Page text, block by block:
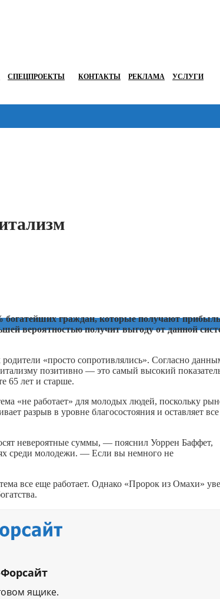
СПЕЦПРОЕКТЫ КОНТАКТЫ РЕКЛАМА УСЛУГИ
граждан, которые получают прибыль
вероятностью получит выгоду от данной
«просто сопротивлялись». Согласно
позитивно — это самый высокий
65 лет и старше.
«не работает» для молодых людей, поскольку
разрыв в уровне благосостояния и оставляет все
невероятные суммы, — пояснил Уоррен Баффет,
среди молодежи. — Если вы немного не
все еще работает. Однако «Пророк из Омахи»
ящике.